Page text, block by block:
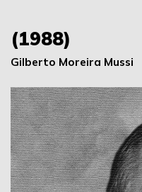
(1988)
Gilberto Moreira Mussi